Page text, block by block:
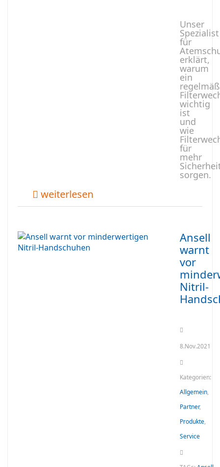
Unser
Spezialist
für
erklärt,
warum
ein
wichtig
ist
und
wie
für
mehr
sorgen.
weiterlesen
Ansell
warnt
vor
Nitril-
8.Nov.2021
Kategorien:
Allgemein,
Partner,
Produkte,
Service